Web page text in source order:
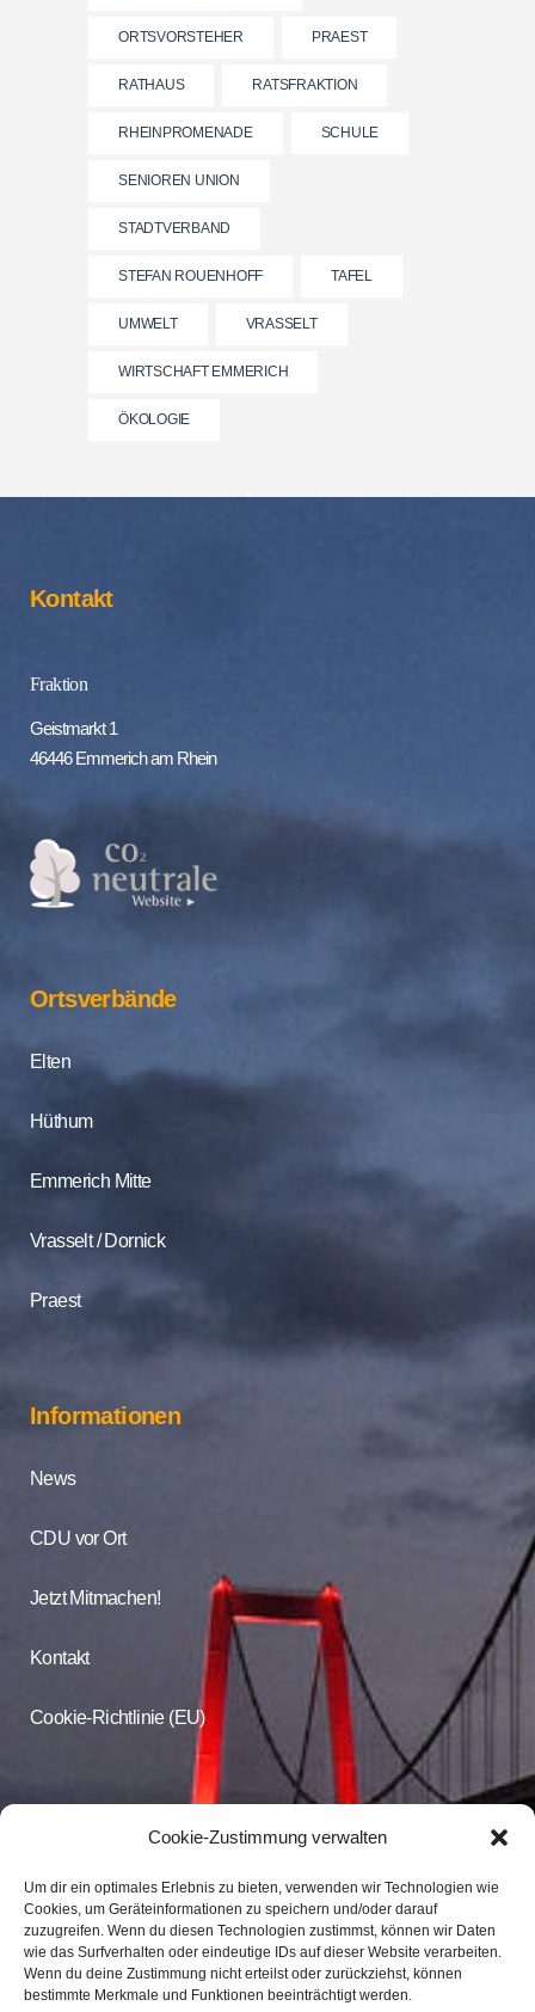
Cookie-Zustimmung verwalten
Um dir ein optimales Erlebnis zu bieten, verwenden wir Technologien wie
Cookies, um Geräteinformationen zu speichern und/oder darauf
zuzugreifen. Wenn du diesen Technologien zustimmst, können wir Daten
wie das Surfverhalten oder eindeutige IDs auf dieser Website verarbeiten.
Wenn du deine Zustimmung nicht erteilst oder zurückziehst, können
bestimmte Merkmale und Funktionen beeinträchtigt werden.
ORTSVORSTEHER PRAEST
RATHAUS RATSFRAKTION
RHEINPROMENADE SCHULE
SENIOREN UNION
STADTVERBAND
STEFAN ROUENHOFF TAFEL
UMWELT VRASSELT
WIRTSCHAFT EMMERICH
ÖKOLOGIE
Kontakt
Fraktion
Geistmarkt 1
46446 Emmerich am Rhein
Ortsverbände
Elten
Hüthum
Emmerich Mitte
Vrasselt / Dornick
Praest
Informationen
News
CDU vor Ort
Jetzt Mitmachen!
Kontakt
Cookie-Richtlinie (EU)
CDU Online
Folgen Sie der CDU Emmerich auf Facebook und Instagram
CDU Emmerich
CDU Emmerich